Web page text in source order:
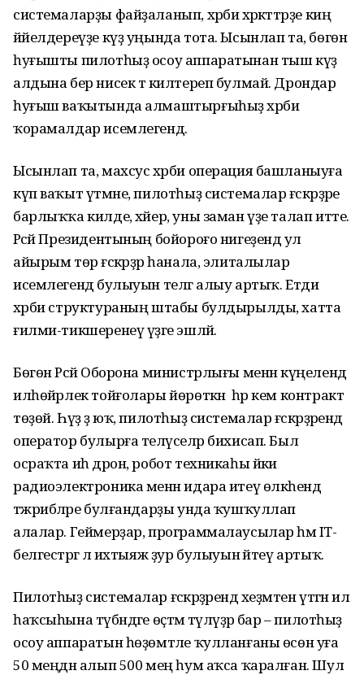
системаларҙы файҙаланып, хәрби хәрәкәттәрҙе киң
йәйелдереүҙе күҙ уңында тота. Ысынлап та, бөгөн
һуғышты пилотһыҙ осоу аппаратынан тыш күҙ
алдына бер нисек тә килтереп булмай. Дрондар
һуғыш ваҡытында алмаштырғыһыҙ хәрби
ҡорамалдар исемлегендә.
Ысынлап та, махсус хәрби операция башланыуға
күп ваҡыт үтмәне, пилотһыҙ системалар ғәскәрҙәре
барлыҡҡа килде, хәйер, уны заман үҙе талап итте.
Рәсәй Президентының бойороғо нигеҙендә ул
айырым төр ғәскәрҙәр һанала, элиталылар
исемлегендә булыуын телгә алыу артыҡ. Етди
хәрби структураның штабы булдырылды, хатта
ғилми-тикшеренеү үҙәге эшләй.
Бөгөн Рәсәй Оборона министрлығы менән күңелендә
илһөйәрлек тойғолары йөрөткән һәр кем контракт
төҙөй. Һүҙ ҙә юҡ, пилотһыҙ системалар ғәскәрҙәрендә
оператор булырға теләүселәр бихисап. Был
осраҡта иһә дрон, робот техникаһы йәки
радиоэлектроника менән идара итеү өлкәһендә
тәжрибәләре булғандарҙы унда ҡушҡуллап
алалар. Геймерҙар, программалаусылар һәм IT-
белгестәргә лә ихтыяж ҙур булыуын әйтеү артыҡ.
Пилотһыҙ системалар ғәскәрҙәрендә хеҙмәтен үтәгән ил
һаҡсыһына түбәндәге өҫтәмә түләүҙәр бар – пилотһыҙ
осоу аппаратын һөҙөмтәле ҡулланғаны өсөн уға
50 меңдән алып 500 мең һум аҡса ҡаралған. Шул